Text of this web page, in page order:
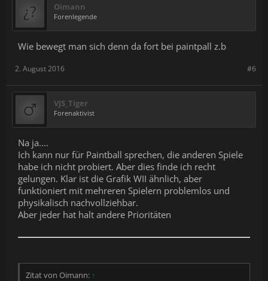
Oimann
Forenlegende
Wie bewegt man sich denn da fort bei paintpall z.b
#6
2. August 2016
VJS_Tiger
Forenaktivist
Na ja....
Ich kann nur für Paintball sprechen, die anderen Spiele
habe ich nicht probiert. Aber dies finde ich recht
gelungen. Klar ist die Grafik WII ähnlich, aber
funktioniert mit mehreren Spielern problemlos und
physikalisch nachvollziehbar.
Aber jeder hat halt andere Prioritäten
Zitat von Oimann: ↑